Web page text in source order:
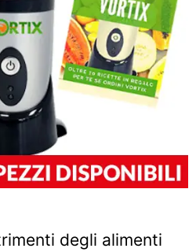
degli alimenti